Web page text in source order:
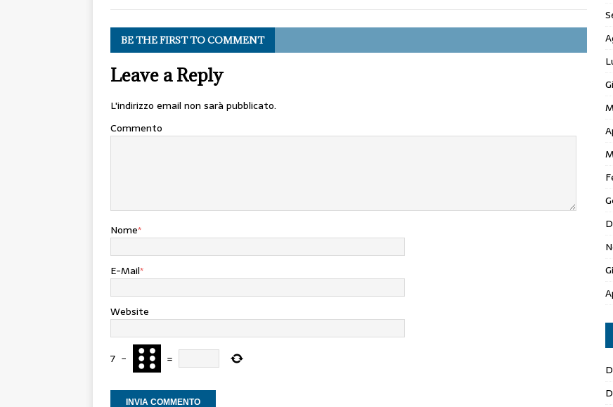
BE THE FIRST TO COMMENT
Leave a Reply
L'indirizzo email non sarà pubblicato.
Commento
Nome*
E-Mail*
Website
7 − =